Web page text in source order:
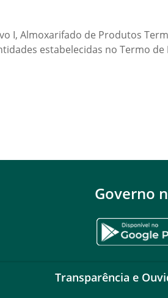
I, Almoxarifado de Produtos
estabelecidas no Termo de
Governo
Transparência e